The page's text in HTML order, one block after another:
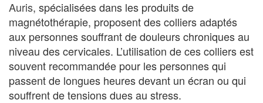
Auris, spécialisées dans les produits de
magnétothérapie, proposent des colliers adaptés
aux personnes souffrant de douleurs chroniques au
niveau des cervicales. L’utilisation de ces colliers est
souvent recommandée pour les personnes qui
passent de longues heures devant un écran ou qui
souffrent de tensions dues au stress.